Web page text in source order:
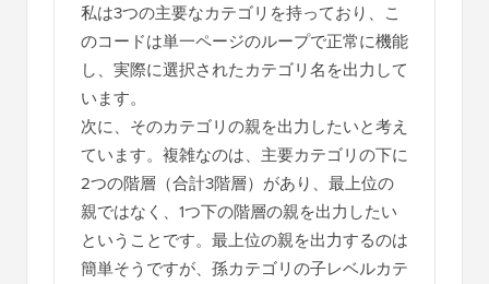
私は3つの主要なカテゴリを持っており、こ
のコードは単一ページのループで正常に機能
し、実際に選択されたカテゴリ名を出力して
います。
次に、そのカテゴリの親を出力したいと考え
ています。複雑なのは、主要カテゴリの下に
2つの階層（合計3階層）があり、最上位の
親ではなく、1つ下の階層の親を出力したい
ということです。最上位の親を出力するのは
簡単そうですが、孫カテゴリの子レベルカテ